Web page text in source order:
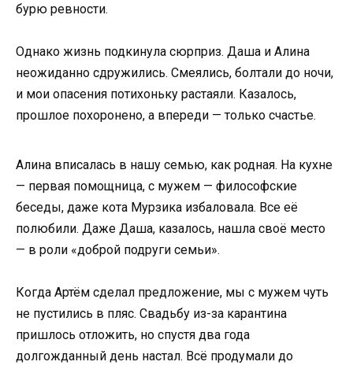
бурю ревности.
Однако жизнь подкинула сюрприз. Даша и Алина
неожиданно сдружились. Смеялись, болтали до ночи,
и мои опасения потихоньку растаяли. Казалось,
прошлое похоронено, а впереди — только счастье.
Алина вписалась в нашу семью, как родная. На кухне
— первая помощница, с мужем — философские
беседы, даже кота Мурзика избаловала. Все её
полюбили. Даже Даша, казалось, нашла своё место
— в роли «доброй подруги семьи».
Когда Артём сделал предложение, мы с мужем чуть
не пустились в пляс. Свадьбу из-за карантина
пришлось отложить, но спустя два года
долгожданный день настал. Всё продумали до